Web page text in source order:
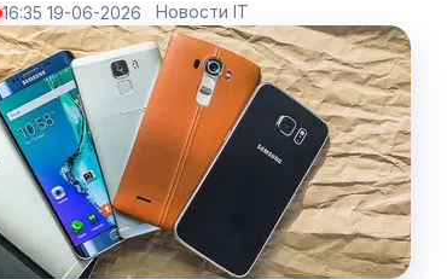
16:35 19-06-2026 Новости IT